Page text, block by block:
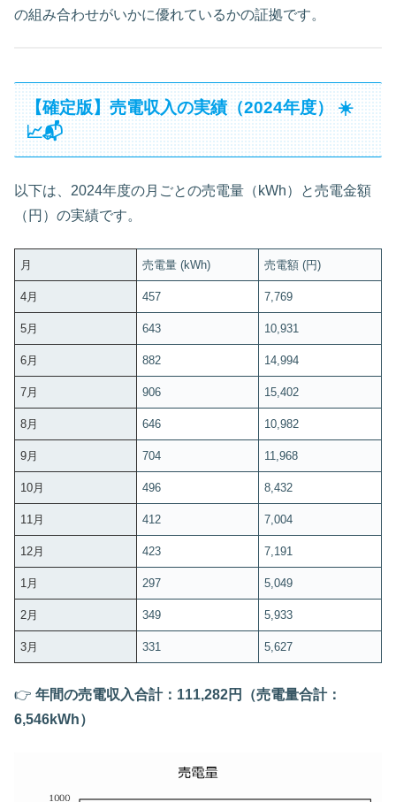
の組み合わせがいかに優れているかの証拠です。
【確定版】売電収入の実績（2024年度） ☀️
📈📬
以下は、2024年度の月ごとの売電量（kWh）と売電金額
（円）の実績です。
月 売電量 (kWh) 売電額 (円)
4月 457 7,769
5月 643 10,931
6月 882 14,994
7月 906 15,402
8月 646 10,982
9月 704 11,968
10月 496 8,432
11月 412 7,004
12月 423 7,191
1月 297 5,049
2月 349 5,933
3月 331 5,627
👉 年間の売電収入合計：111,282円（売電量合計：
6,546kWh）